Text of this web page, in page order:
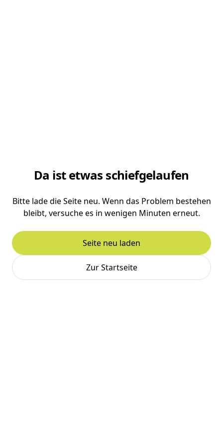
Da ist etwas schiefgelaufen
Bitte lade die Seite neu. Wenn das Problem bestehen
bleibt, versuche es in wenigen Minuten erneut.
Seite neu laden
Zur Startseite